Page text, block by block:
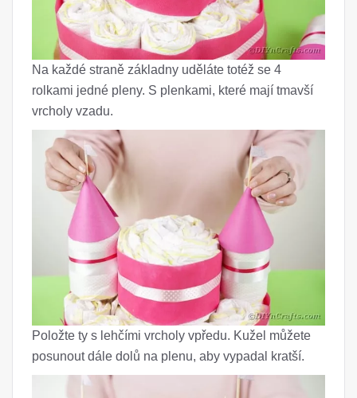
Na každé straně základny uděláte totéž se 4
rolkami jedné pleny. S plenkami, které mají tmavší
vrcholy vzadu.
Položte ty s lehčími vrcholy vpředu. Kužel můžete
posunout dále dolů na plenu, aby vypadal kratší.